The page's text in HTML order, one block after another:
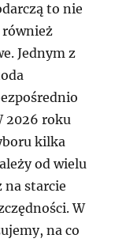
to nie
Jednym z
2026 roku
kilka
od wielu
na starcie
W
na co